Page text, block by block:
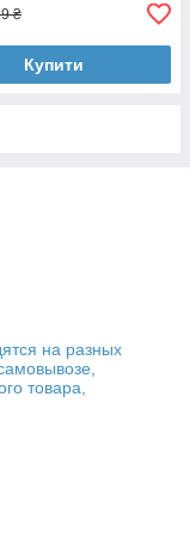
₴
Купити
на разных
товара,